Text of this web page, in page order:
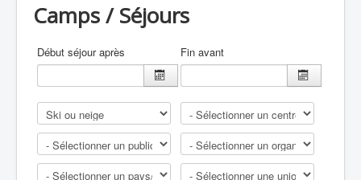
CARTE DES CENTRES DE VACANCES .
LISTE DES SEJOURS DE VACANCES 2026
Camps / Séjours
Début séjour après Fin avant